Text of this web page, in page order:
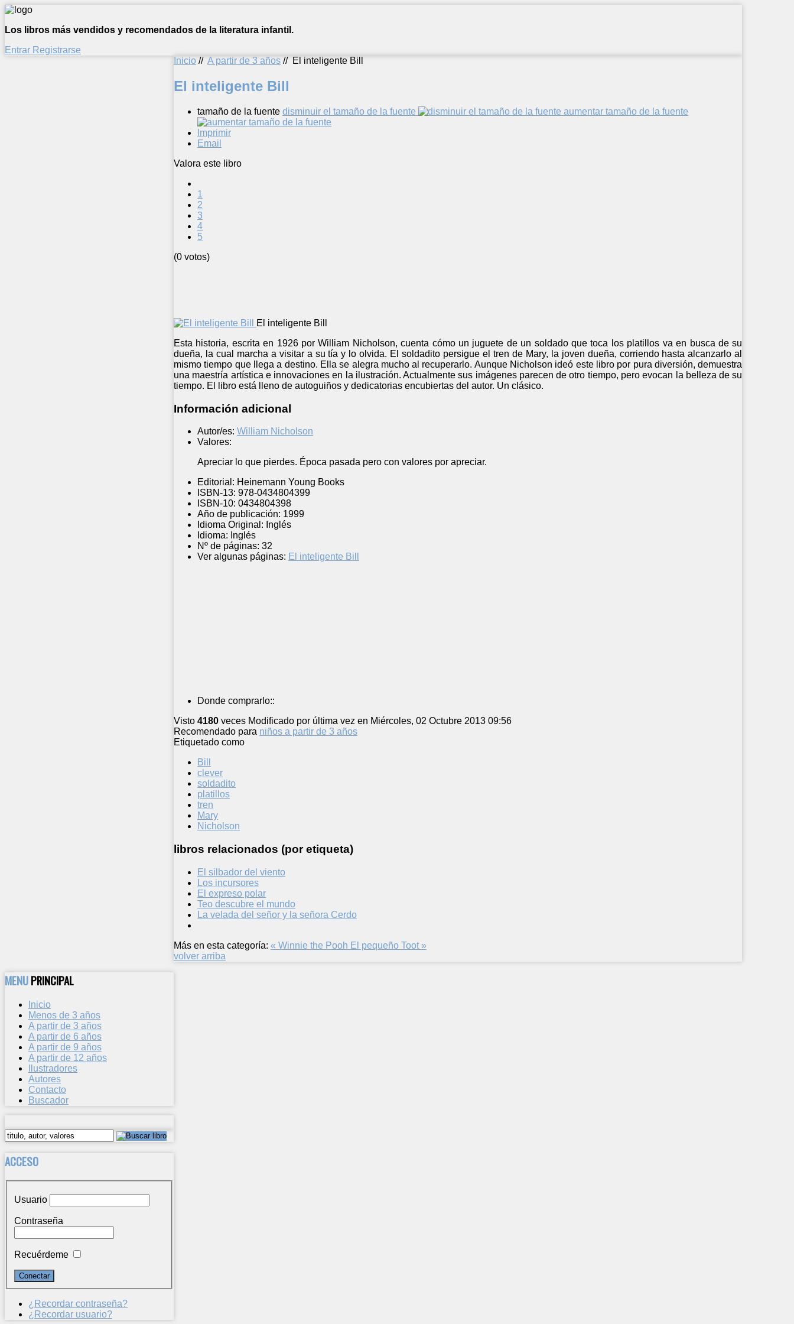
Los libros más vendidos y recomendados de la literatura infantil.
Entrar Registrarse
Inicio // A partir de 3 años // El inteligente Bill
El inteligente Bill
tamaño de la fuente disminuir el tamaño de la fuente aumentar tamaño de la fuente
Imprimir
Email
Valora este libro
1
2
3
4
5
(0 votos)
El inteligente Bill
Esta historia, escrita en 1926 por William Nicholson, cuenta cómo un juguete de un soldado que toca los platillos va en busca de su
dueña, la cual marcha a visitar a su tía y lo olvida. El soldadito persigue el tren de Mary, la joven dueña, corriendo hasta alcanzarlo al
mismo tiempo que llega a destino. Ella se alegra mucho al recuperarlo. Aunque Nicholson ideó este libro por pura diversión, demuestra
una maestría artística e innovaciones en la ilustración. Actualmente sus imágenes parecen de otro tiempo, pero evocan la belleza de su
tiempo. El libro está lleno de autoguiños y dedicatorias encubiertas del autor. Un clásico.
Información adicional
Autor/es: William Nicholson
Valores:
Apreciar lo que pierdes. Época pasada pero con valores por apreciar.
Editorial: Heinemann Young Books
ISBN-13: 978-0434804399
ISBN-10: 0434804398
Año de publicación: 1999
Idioma Original: Inglés
Idioma: Inglés
Nº de páginas: 32
Ver algunas páginas: El inteligente Bill
Donde comprarlo::
Visto 4180 veces Modificado por última vez en Miércoles, 02 Octubre 2013 09:56
Recomendado para niños a partir de 3 años
Etiquetado como
Bill
clever
soldadito
platillos
tren
Mary
Nicholson
libros relacionados (por etiqueta)
El silbador del viento
Los incursores
El expreso polar
Teo descubre el mundo
La velada del señor y la señora Cerdo
Más en esta categoría: « Winnie the Pooh El pequeño Toot »
volver arriba
MENUPRINCIPAL
Inicio
Menos de 3 años
A partir de 3 años
A partir de 6 años
A partir de 9 años
A partir de 12 años
Ilustradores
Autores
Contacto
Buscador
ACCESO
Usuario
Contraseña
Recuérdeme
¿Recordar contraseña?
¿Recordar usuario?